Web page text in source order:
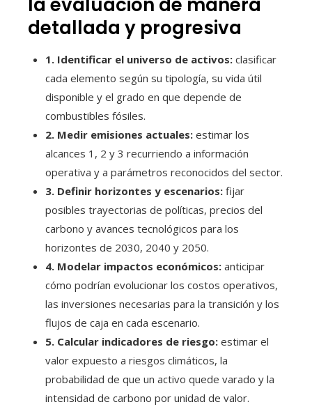
la evaluación de manera
detallada y progresiva
1. Identificar el universo de activos: clasificar
cada elemento según su tipología, su vida útil
disponible y el grado en que depende de
combustibles fósiles.
2. Medir emisiones actuales: estimar los
alcances 1, 2 y 3 recurriendo a información
operativa y a parámetros reconocidos del sector.
3. Definir horizontes y escenarios: fijar
posibles trayectorias de políticas, precios del
carbono y avances tecnológicos para los
horizontes de 2030, 2040 y 2050.
4. Modelar impactos económicos: anticipar
cómo podrían evolucionar los costos operativos,
las inversiones necesarias para la transición y los
flujos de caja en cada escenario.
5. Calcular indicadores de riesgo: estimar el
valor expuesto a riesgos climáticos, la
probabilidad de que un activo quede varado y la
intensidad de carbono por unidad de valor.